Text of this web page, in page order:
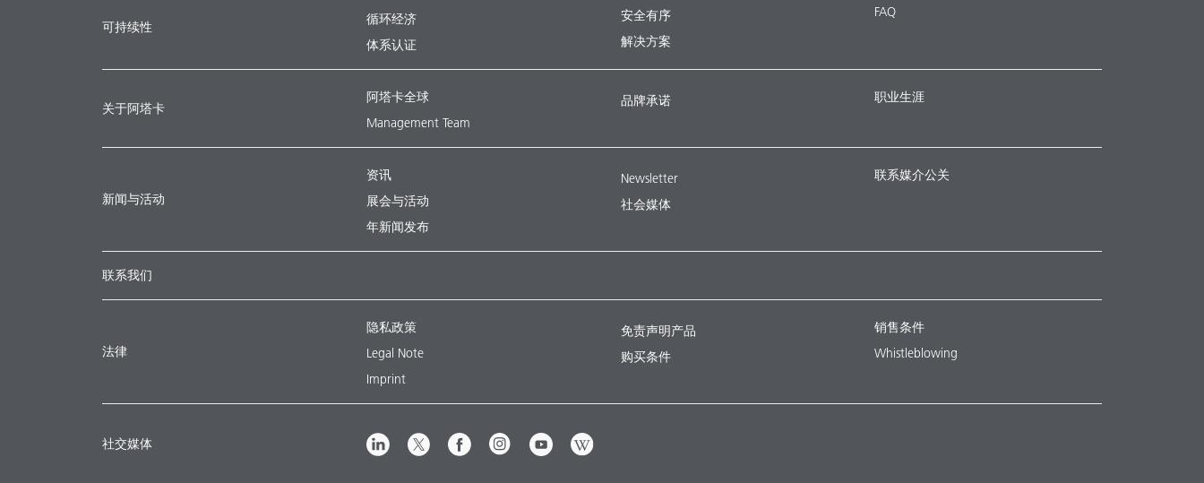
可持续性
循环经济
体系认证
安全有序
解决方案
FAQ
关于阿塔卡
阿塔卡全球
Management Team
品牌承诺 职业生涯
新闻与活动
资讯
展会与活动
年新闻发布
Newsletter
社会媒体
联系媒介公关
联系我们
法律
隐私政策
Legal Note
Imprint
免责声明产品
购买条件
销售条件
Whistleblowing
社交媒体